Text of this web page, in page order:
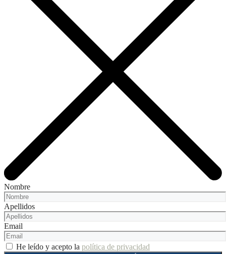
Nombre
Apellidos
Email
He leído y acepto la política de privacidad